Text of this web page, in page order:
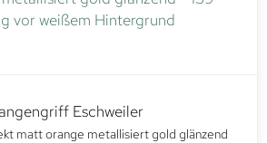
Eschweiler
matt orange metallisiert gold glänzend